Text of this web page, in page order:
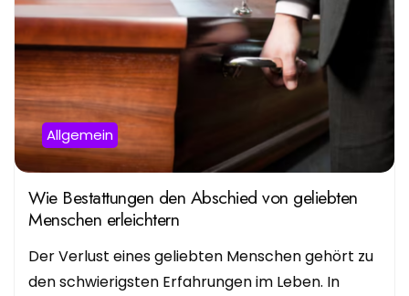
Allgemein
Wie Bestattungen den Abschied von geliebten
Menschen erleichtern
Der Verlust eines geliebten Menschen gehört zu
den schwierigsten Erfahrungen im Leben. In